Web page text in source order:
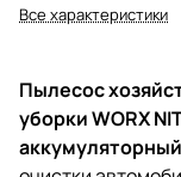
Все характеристики
Пылесос
уборки WORX
аккумуляторный